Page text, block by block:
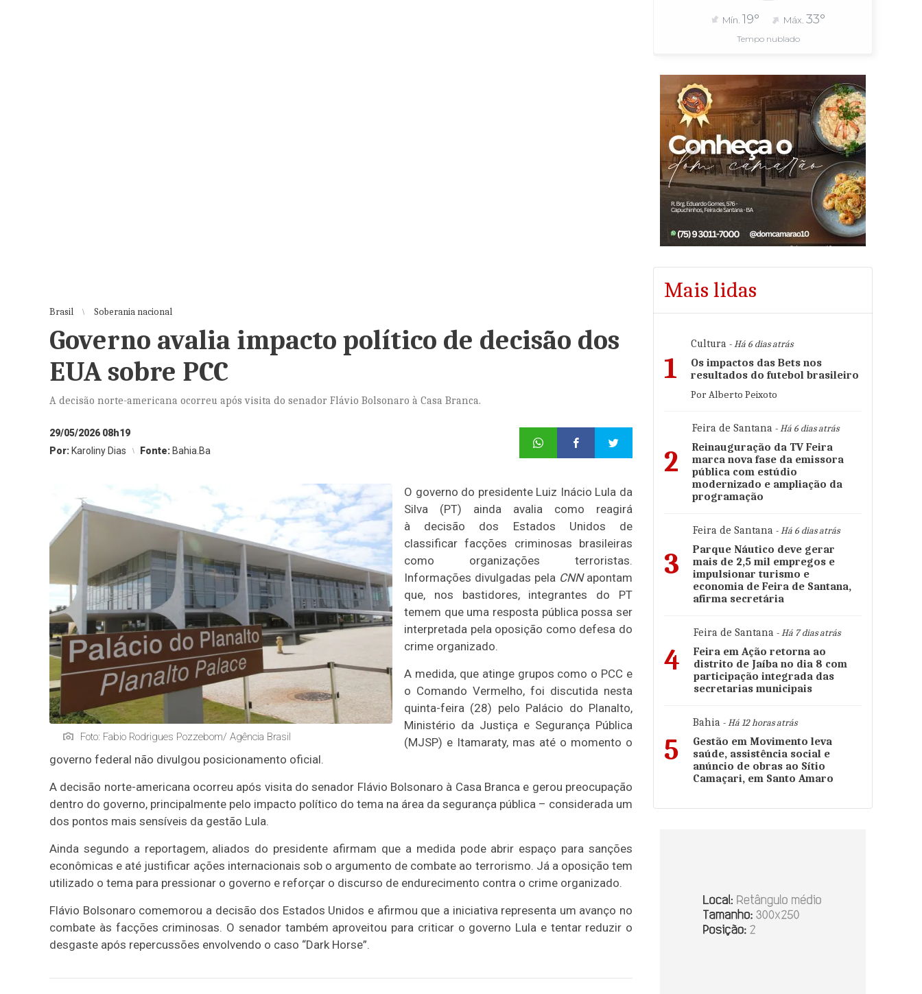
Brasil Soberania nacional
Governo avalia impacto político de decisão dos
EUA sobre PCC
A decisão norte-americana ocorreu após visita do senador Flávio Bolsonaro à Casa Branca.
29/05/2026 08h19
Por: Karoliny Dias Fonte: Bahia.Ba
Foto: Fabio Rodrigues Pozzebom/ Agência Brasil
O governo do presidente Luiz Inácio Lula da
Silva (PT) ainda avalia como reagirá
à decisão dos Estados Unidos de
classificar facções criminosas brasileiras
como organizações terroristas.
Informações divulgadas pela CNNapontam
que, nos bastidores, integrantes do PT
temem que uma resposta pública possa ser
interpretada pela oposição como defesa do
crime organizado.
A medida, que atinge grupos como o PCC e
o Comando Vermelho, foi discutida nesta
quinta-feira (28) pelo Palácio do Planalto,
Ministério da Justiça e Segurança Pública
(MJSP) e Itamaraty, mas até o momento o
governo federal não divulgou posicionamento oficial.
A decisão norte-americana ocorreu após visita do senador Flávio Bolsonaro à Casa Branca e gerou preocupação
dentro do governo, principalmente pelo impacto político do tema na área da segurança pública – considerada um
dos pontos mais sensíveis da gestão Lula.
Ainda segundo a reportagem, aliados do presidente afirmam que a medida pode abrir espaço para sanções
econômicas e até justificar ações internacionais sob o argumento de combate ao terrorismo. Já a oposição tem
utilizado o tema para pressionar o governo e reforçar o discurso de endurecimento contra o crime organizado.
Flávio Bolsonaro comemorou a decisão dos Estados Unidos e afirmou que a iniciativa representa um avanço no
combate às facções criminosas. O senador também aproveitou para criticar o governo Lula e tentar reduzir o
desgaste após repercussões envolvendo o caso “Dark Horse”.
Mín. 19° Máx.33°
Tempo nublado
Mais lidas
1
Cultura - Há 6 dias atrás
Os impactos das Bets nos
resultados do futebol brasileiro
Por Alberto Peixoto
2
Feira de Santana - Há 6 dias atrás
Reinauguração da TV Feira
marca nova fase da emissora
pública com estúdio
modernizado e ampliação da
programação
3
Feira de Santana - Há 6 dias atrás
Parque Náutico deve gerar
mais de 2,5 mil empregos e
impulsionar turismo e
economia de Feira de Santana,
afirma secretária
4
Feira de Santana - Há 7 dias atrás
Feira em Ação retorna ao
distrito de Jaíba no dia 8 com
participação integrada das
secretarias municipais
5
Bahia - Há 12 horas atrás
Gestão em Movimento leva
saúde, assistência social e
anúncio de obras ao Sítio
Camaçari, em Santo Amaro